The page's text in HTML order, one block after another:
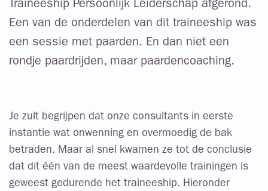
Traineeship Persoonlijk Leiderschap afgerond.
Een van de onderdelen van dit traineeship was
een sessie met paarden. En dan niet een
rondje paardrijden, maar paardencoaching.
Je zult begrijpen dat onze consultants in eerste
instantie wat onwenning en overmoedig de bak
betraden. Maar al snel kwamen ze tot de conclusie
dat dit één van de meest waardevolle trainingen is
geweest gedurende het traineeship. Hieronder